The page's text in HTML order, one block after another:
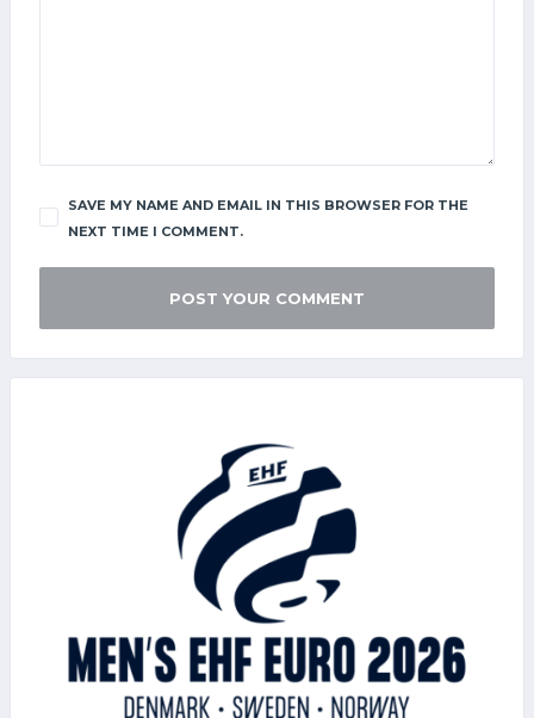
SAVE MY NAME AND EMAIL IN THIS BROWSER FOR THE
NEXT TIME I COMMENT.